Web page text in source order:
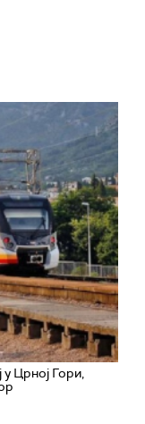
Црној Гори,